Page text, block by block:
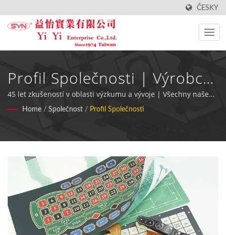
ČESKY
Profil Společnosti | Výrobce
Klávesnic Odolných Proti
Vodě Nejvyšší Kvality - YiYi
Enterprise Co., Ltd
45 let zkušeností v oblasti výzkumu a vývoje | Všechny naše
materiály a komponenty membránového spínače jsou v
Home / Společnost / Profil Společnosti